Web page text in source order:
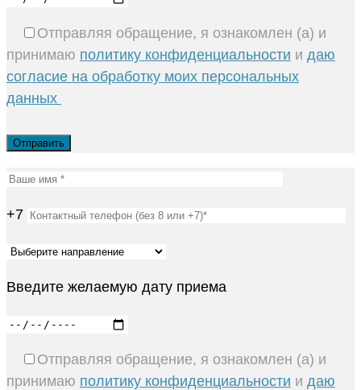
Отправляя обращение, я ознакомлен (а) и
принимаю политику конфиденциальности и даю
согласие на обработку моих персональных
данных
+7
Введите желаемую дату приема
Отправляя обращение, я ознакомлен (а) и
принимаю политику конфиденциальности и даю